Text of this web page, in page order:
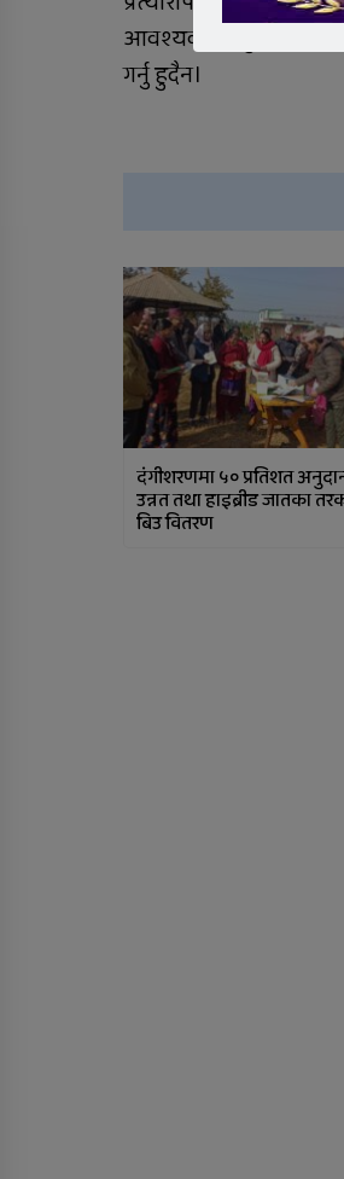
आवश्यक छ। कुनै पनि
गर्नु हुदैन।
दंगीशरणमा ५० प्रतिशत
उन्नत तथा हाइब्रीड जातका
बिउ वितरण